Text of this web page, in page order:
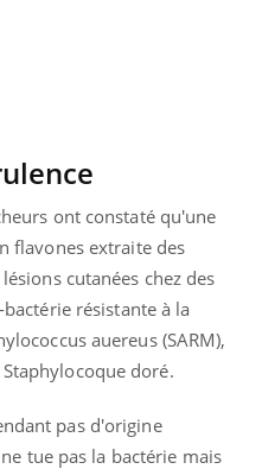
ont constaté qu'une
flavones extraite des
cutanées chez des
résistante à la
auereus (SARM),
doré.
pas d'origine
tue pas la bactérie mais